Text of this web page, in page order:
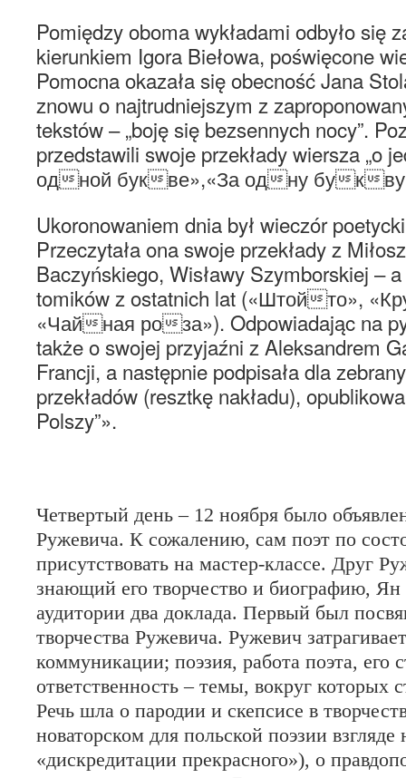
Pomiędzy oboma wykładami odbyło się
kierunkiem Igora Biełowa, poświęcone
Pomocna okazała się obecność Jana
znowu o najtrudniejszym z
tekstów – „boję się bezsennych nocy”.
przedstawili swoje przekłady wiersza „o
одной букве»,«За одну бук
Ukoronowaniem dnia był wieczór
Przeczytała ona swoje przekłady z
Baczyńskiego, Wisławy Szymborskiej –
tomików z ostatnich lat («Штойто»,
«Чайная роза»). Odpowiadając na
także o swojej przyjaźni z Aleksandrem
Francji, a następnie podpisała dla
przekładów (resztkę nakładu),
Polszy”».
Четвертый день – 12 ноября было
Ружевича. К сожалению, сам поэт по
присутствовать на мастер-классе. Друг
знающий его творчество и биографию, Ян
аудитории два доклада. Первый был
творчества Ружевича. Ружевич
коммуникации; поэзия, работа поэта, его
ответственность – темы, вокруг которых
Речь шла о пародии и скепсисе в
новаторском для польской поэзии взгляде
«дискредитации прекрасного»), о